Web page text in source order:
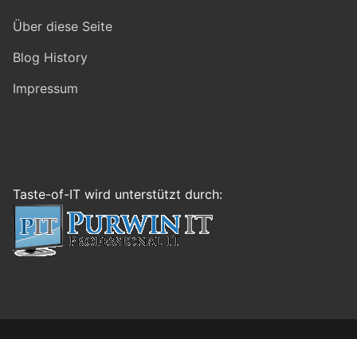
Über diese Seite
Blog History
Impressum
Taste-of-IT wird unterstützt durch: